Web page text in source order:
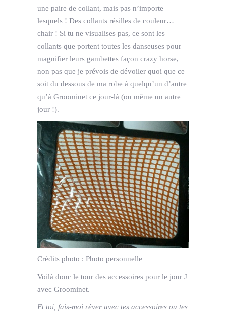
une paire de collant, mais pas n’importe
lesquels ! Des collants résilles de couleur…
chair ! Si tu ne visualises pas, ce sont les
collants que portent toutes les danseuses pour
magnifier leurs gambettes façon crazy horse,
non pas que je prévois de dévoiler quoi que ce
soit du dessous de ma robe à quelqu’un d’autre
qu’à Groominet ce jour-là (ou même un autre
jour !).
Crédits photo : Photo personnelle
Voilà donc le tour des accessoires pour le jour J
avec Groominet.
Et toi, fais-moi rêver avec tes accessoires ou tes